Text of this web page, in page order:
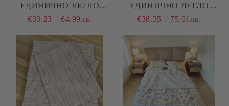
ЕДИНИЧНО ЛЕГЛО
"ЦВЕТЯ"
€33.23 64.99лв.
ЕДИНИЧНО ЛЕГЛО
"ЖЪЛТ МЕЛАНЖ"
€38.35 75.01лв.